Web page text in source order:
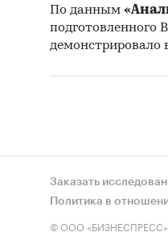
По данным
подготовленного
демонстрировало
Заказать
Политика в
© ООО